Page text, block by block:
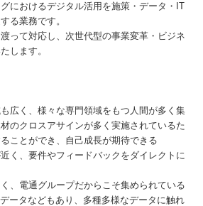
におけるデジタル活用を施策・データ・IT
る業務です。
って対応し、次世代型の事業変革・ビジネ
します。
広く、様々な専門領域をもつ人間が多く集
のクロスアサインが多く実施されているた
ことができ、自己成長が期待できる
く、要件やフィードバックをダイレクトに
、電通グループだからこそ集められている
ータなどもあり、多種多様なデータに触れ